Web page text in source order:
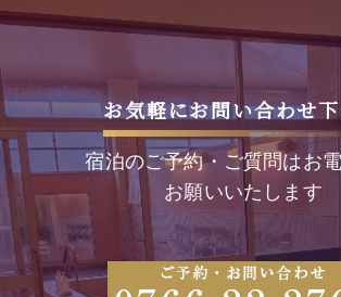
お気軽にお問い合わせ
宿泊のご予約・ご質問はお
お願いいたします